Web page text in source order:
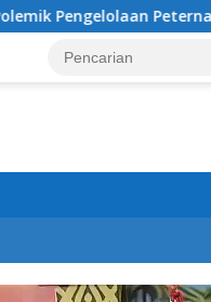
Big Push, Plt Kepala